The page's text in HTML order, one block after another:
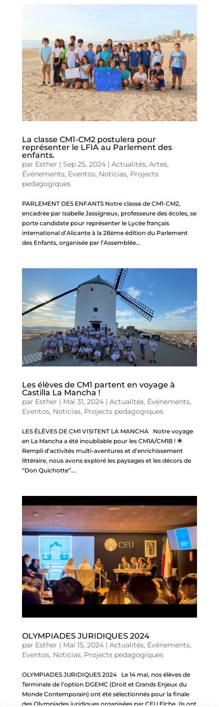
La classe CM1-CM2 postulera pour
représenter le LFIA au Parlement des
enfants.
par Esther | Sep 25, 2024| Actualités, Artes,
Événements, Eventos, Noticias, Projects
pedagogiques
PARLEMENT DES ENFANTS Notre classe de CM1-CM2,
encadrée par Isabelle Jassigneux, professeure des écoles, se
porte candidate pour représenter le Lycée français
international d’Alicante à la 28ème édition du Parlement
des Enfants, organisée par l’Assemblée...
Les élèves de CM1 partent en voyage à
Castilla La Mancha !
par Esther | Mai 31, 2024| Actualités, Événements,
Eventos, Noticias, Projects pedagogiques
LES ÉLÈVES DE CM1 VISITENT LA MANCHA Notre voyage
en La Mancha a été inoubliable pour les CM1A/CM1B ! 🌟
Rempli d’activités multi-aventures et d’enrichissement
littéraire, nous avons exploré les paysages et les décors de
“Don Quichotte”....
OLYMPIADES JURIDIQUES 2024
par Esther | Mai 15, 2024| Actualités, Événements,
Eventos, Noticias, Projects pedagogiques
OLYMPIADES JURIDIQUES 2024 Le 14 mai, nos élèves de
Terminale de l’option DGEMC (Droit et Grands Enjeux du
Monde Contemporain) ont été sélectionnés pour la finale
des Olympiades juridiques organisées par CEU Elche. Ils ont